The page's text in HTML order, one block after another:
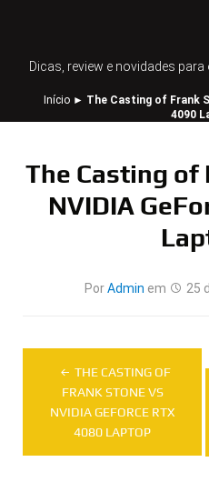
Dicas, review e novidades para
Início ► The Casting of Frank
4090
The Casting of
NVIDIA
PorAdmin em 25
Navegação
de
Post
THE CASTING OF
FRANK STONE VS
NVIDIA GEFORCE RTX
4080 LAPTOP